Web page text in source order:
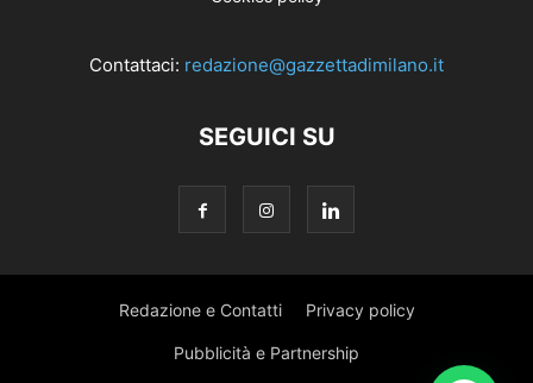
Contattaci: redazione@gazzettadimilano.it
SEGUICI SU
Redazione e Contatti Privacy policy
Pubblicità e Partnership